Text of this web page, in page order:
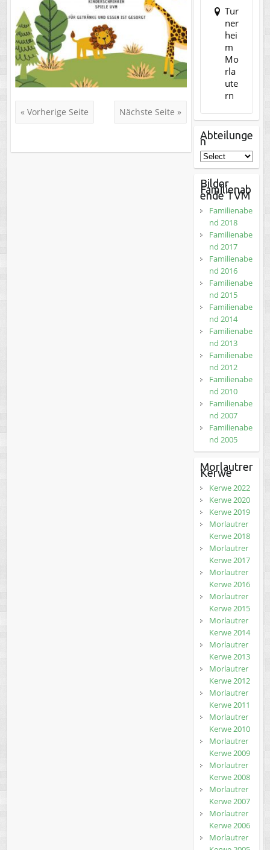
« Vorherige Seite Nächste Seite »
Tur
ner
hei
m
Mo
rla
ute
rn
Abteilunge
n
Bilder
Familienab
ende TVM
Familienabe
nd 2018
Familienabe
nd 2017
Familienabe
nd 2016
Familienabe
nd 2015
Familienabe
nd 2014
Familienabe
nd 2013
Familienabe
nd 2012
Familienabe
nd 2010
Familienabe
nd 2007
Familienabe
nd 2005
Morlautrer
Kerwe
Kerwe 2022
Kerwe 2020
Kerwe 2019
Morlautrer
Kerwe 2018
Morlautrer
Kerwe 2017
Morlautrer
Kerwe 2016
Morlautrer
Kerwe 2015
Morlautrer
Kerwe 2014
Morlautrer
Kerwe 2013
Morlautrer
Kerwe 2012
Morlautrer
Kerwe 2011
Morlautrer
Kerwe 2010
Morlautrer
Kerwe 2009
Morlautrer
Kerwe 2008
Morlautrer
Kerwe 2007
Morlautrer
Kerwe 2006
Morlautrer